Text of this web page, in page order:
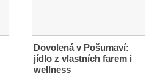
Dovolená v Pošumaví:
jídlo z vlastních farem i
wellness